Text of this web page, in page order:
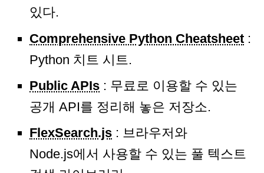
있다.
Comprehensive Python Cheatsheet :
Python 치트 시트.
Public APIs : 무료로 이용할 수 있는
공개 API를 정리해 놓은 저장소.
FlexSearch.js : 브라우저와
Node.js에서 사용할 수 있는 풀 텍스트